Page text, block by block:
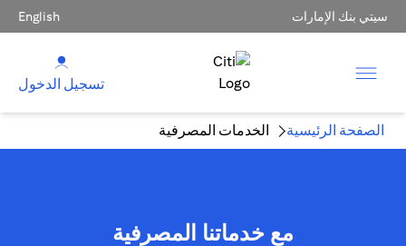
سيتي بنك الإمارات English
تسجيل الدخول
الصفحة الرئيسية الخدمات المصرفية
مع خدماتنا المصرفية